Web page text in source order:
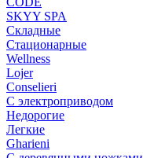
SKYY SPA
Складные
Стационарные
Wellness
Lojer
Conselieri
С электроприводом
Недорогие
Легкие
Gharieni